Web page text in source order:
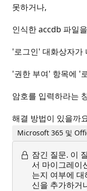
못하거나,
인식한 accdb 파일
'로그인' 대화상자가
'권한 부여' 항목에 '
암호를 입력하라는
해결 방법이 있을까
Microsoft 365 및
잠긴 질문. 이
서 마이그레이
는지 여부에
신을 추가하거